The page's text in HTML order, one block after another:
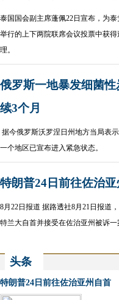
泰国国会副主席蓬佩22日宣布，为
举行的上下两院联席会议投票中获
理。
俄罗斯一地暴发细菌
续3个月
据今俄罗斯沃罗涅日州地方当局表
一个地区已宣布进入紧急状态。
特朗普24日前往佐治
8月22日报道 据路透社8月21日报道
特兰大自首并接受在佐治亚州被诉一
头条
Headlines
特朗普24日前往佐治亚州自首